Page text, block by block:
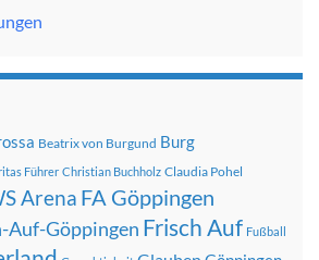
Beatrix von Burgund Burg
Führer Christian Buchholz Claudia Pohel
Arena FA Göppingen
Auf-Göppingen Frisch Auf Fußball